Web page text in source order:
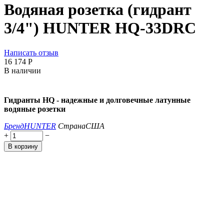
Водяная розетка (гидрант
3/4") HUNTER HQ-33DRC
Написать отзыв
16 174 Р
В наличии
Гидранты HQ - надежные и долговечные латунные
водяные розетки
БрендHUNTER СтранаСША
+
−
В корзину